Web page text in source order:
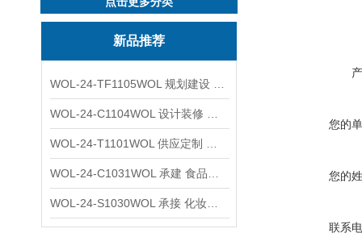
新品推荐
您的
您的
联系